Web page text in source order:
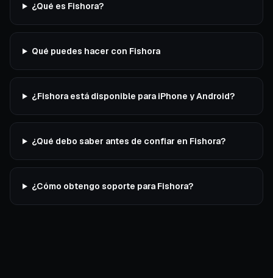
¿Qué es Fishora?
Qué puedes hacer con Fishora
¿Fishora está disponible para iPhone y Android?
¿Qué debo saber antes de confiar en Fishora?
¿Cómo obtengo soporte para Fishora?